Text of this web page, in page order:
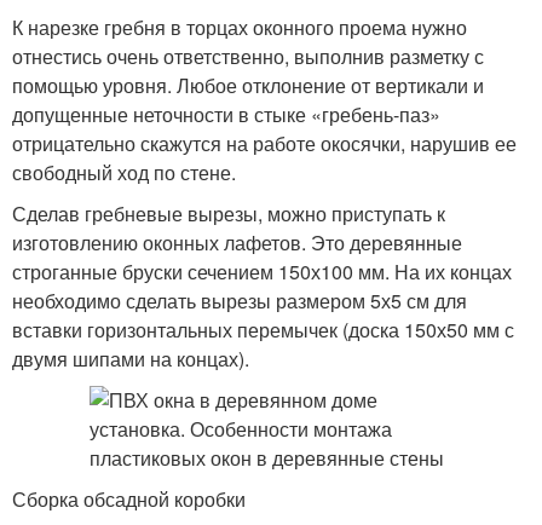
К нарезке гребня в торцах оконного проема нужно
отнестись очень ответственно, выполнив разметку с
помощью уровня. Любое отклонение от вертикали и
допущенные неточности в стыке «гребень-паз»
отрицательно скажутся на работе окосячки, нарушив ее
свободный ход по стене.
Сделав гребневые вырезы, можно приступать к
изготовлению оконных лафетов. Это деревянные
строганные бруски сечением 150х100 мм. На их концах
необходимо сделать вырезы размером 5х5 см для
вставки горизонтальных перемычек (доска 150х50 мм с
двумя шипами на концах).
Сборка обсадной коробки